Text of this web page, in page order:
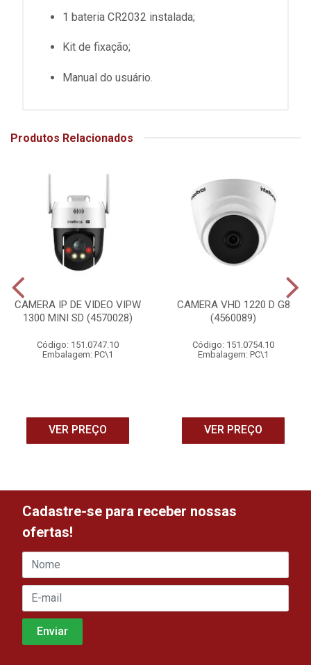
1 bateria CR2032 instalada;
Kit de fixação;
Manual do usuário.
Produtos Relacionados
CAMERA IP DE VIDEO VIPW
1300 MINI SD (4570028)
Código: 151.0747.10
Embalagem: PC\1
VER PREÇO
CAMERA VHD 1220 D G8
(4560089)
Código: 151.0754.10
Embalagem: PC\1
VER PREÇO
Cadastre-se para receber nossas
ofertas!